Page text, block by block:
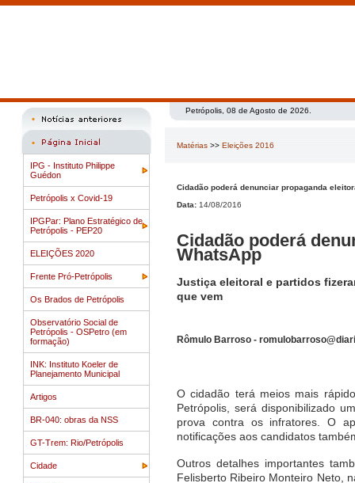
IPG - Instituto Philippe
Guédon
Petrópolis x Covid-19
IPGPar: Plano Estratégico de
Petrópolis - PEP20
ELEIÇÕES 2020
Frente Pró-Petrópolis
Os Brados de Petrópolis
Observatório Social de
Petrópolis - OSPetro (em
formação)
INK: Instituto Koeler de
Planejamento Municipal
Artigos
BR-040: obras da NSS
GT-Trem: Rio/Petrópolis
Cidade
Petrópolis, 08 de Agosto de 2026.
Matérias >> Eleições 2016
Cidadão poderá denunciar propaganda
Data: 14/08/2016
Cidadão poderá
WhatsApp
Justiça eleitoral e partidos
que vem
Rômulo Barroso -
O cidadão terá meios mais
Petrópolis, será disponibilizado
prova contra os infratores. O
notificações aos candidatos
Outros detalhes importantes
Felisberto Ribeiro Monteiro Neto,